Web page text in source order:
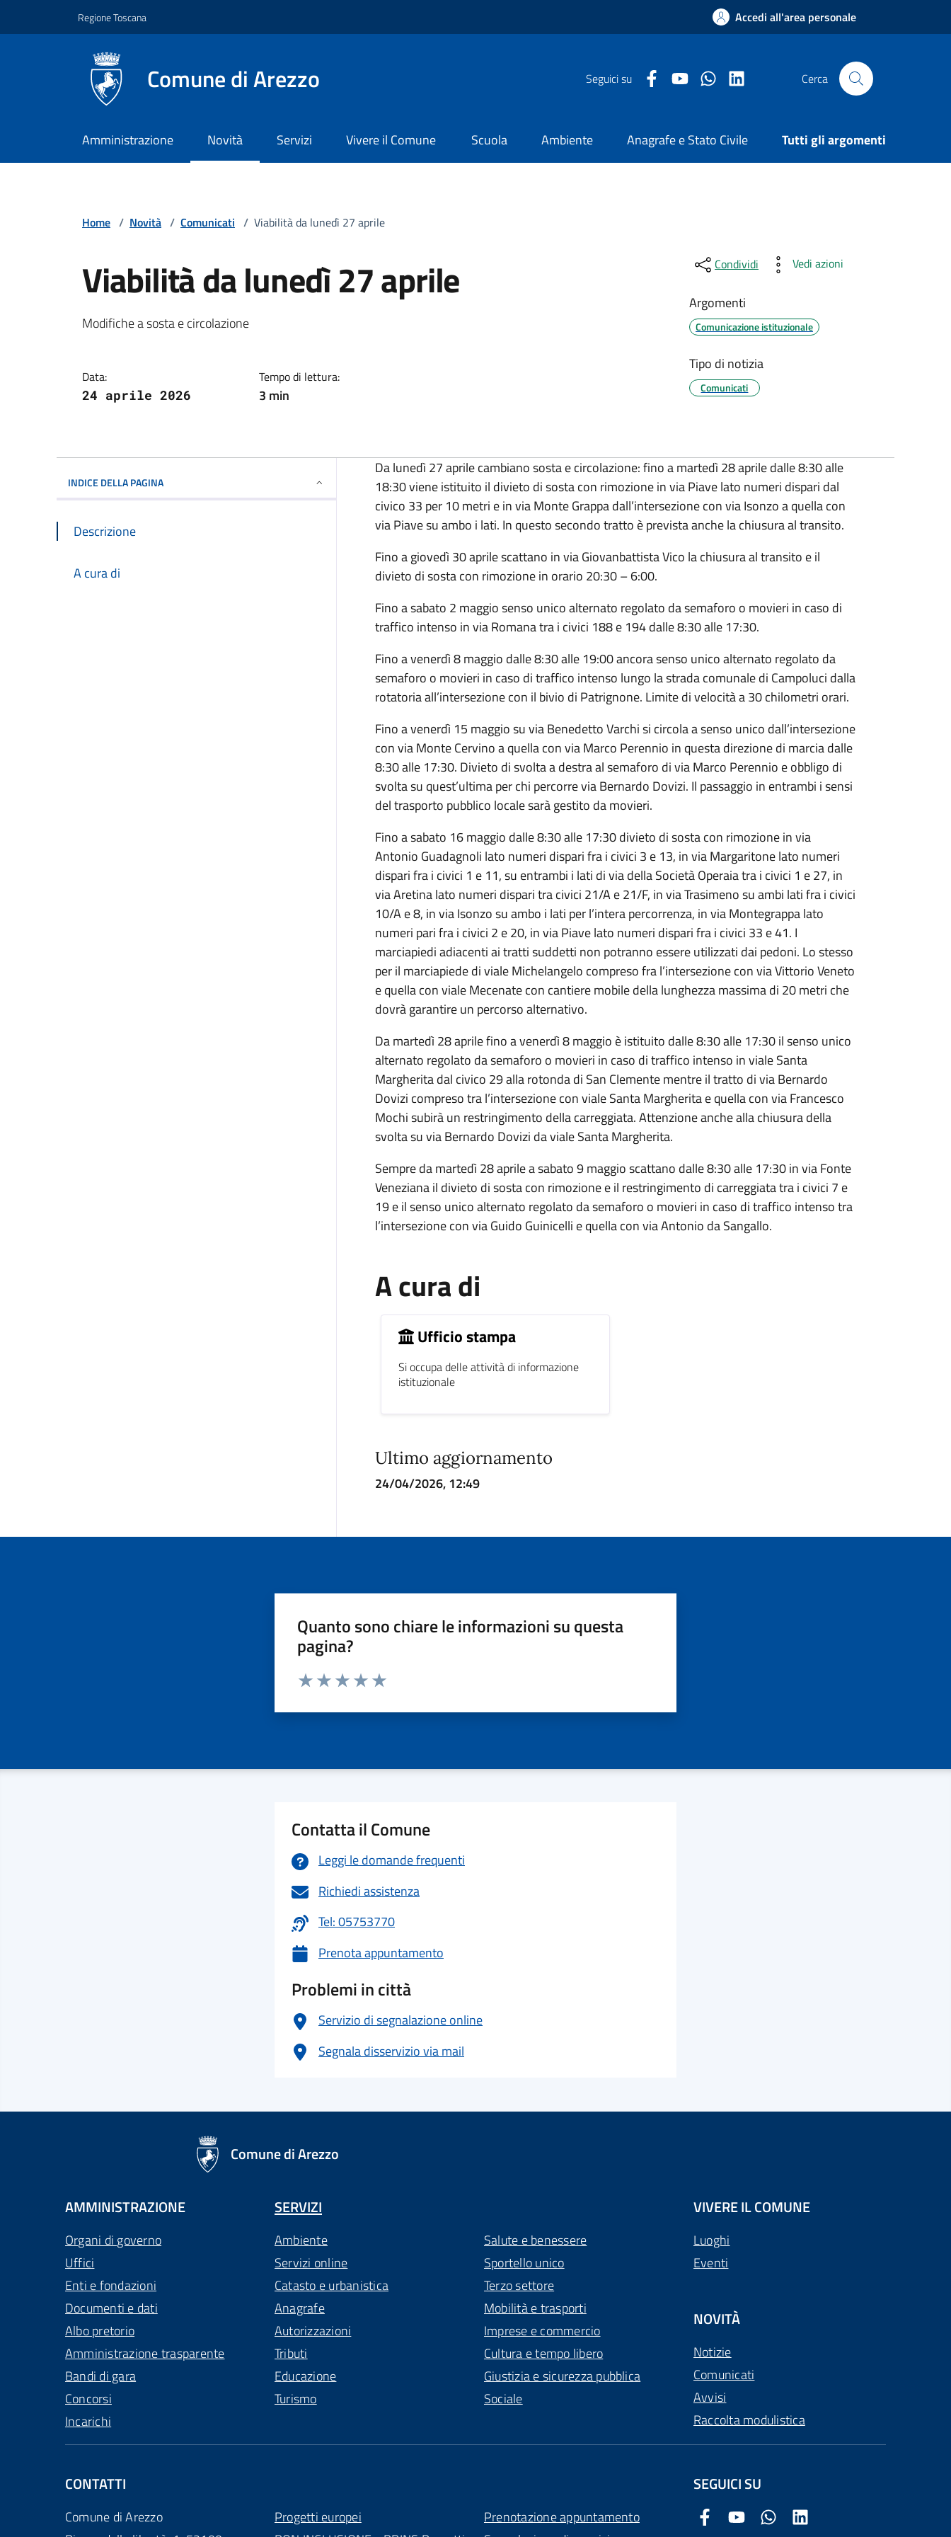
Regione Toscana Accedi all'area personale
Comune di Arezzo Seguici su Facebook Comune di Arezzo
Youtube Comune di Arezzo
Twitter Comune di Arezzo
LinkedIn Comune di Arezzo
Cerca
Amministrazione Novità Servizi Vivere il Comune Scuola Ambiente Anagrafe e Stato Civile Tutti gli argomenti
Home / Novità / Comunicati / Viabilità da lunedì 27 aprile
Viabilità da lunedì 27 aprile
Dettagli della notizia
Modifiche a sosta e circolazione
Data:
24 aprile 2026
Tempo di lettura:
3 min
Condividi Vedi azioni
Argomenti
Comunicazione istituzionale
Tipo di notizia
Comunicati
INDICE DELLA PAGINA
Descrizione
A cura di
Descrizione
Da lunedì 27 aprile cambiano sosta e circolazione: fino a martedì 28 aprile dalle 8:30 alle
18:30 viene istituito il divieto di sosta con rimozione in via Piave lato numeri dispari dal
civico 33 per 10 metri e in via Monte Grappa dall’intersezione con via Isonzo a quella con
via Piave su ambo i lati. In questo secondo tratto è prevista anche la chiusura al transito.
Fino a giovedì 30 aprile scattano in via Giovanbattista Vico la chiusura al transito e il
divieto di sosta con rimozione in orario 20:30 – 6:00.
Fino a sabato 2 maggio senso unico alternato regolato da semaforo o movieri in caso di
traffico intenso in via Romana tra i civici 188 e 194 dalle 8:30 alle 17:30.
Fino a venerdì 8 maggio dalle 8:30 alle 19:00 ancora senso unico alternato regolato da
semaforo o movieri in caso di traffico intenso lungo la strada comunale di Campoluci dalla
rotatoria all’intersezione con il bivio di Patrignone. Limite di velocità a 30 chilometri orari.
Fino a venerdì 15 maggio su via Benedetto Varchi si circola a senso unico dall’intersezione
con via Monte Cervino a quella con via Marco Perennio in questa direzione di marcia dalle
8:30 alle 17:30. Divieto di svolta a destra al semaforo di via Marco Perennio e obbligo di
svolta su quest’ultima per chi percorre via Bernardo Dovizi. Il passaggio in entrambi i sensi
del trasporto pubblico locale sarà gestito da movieri.
Fino a sabato 16 maggio dalle 8:30 alle 17:30 divieto di sosta con rimozione in via
Antonio Guadagnoli lato numeri dispari fra i civici 3 e 13, in via Margaritone lato numeri
dispari fra i civici 1 e 11, su entrambi i lati di via della Società Operaia tra i civici 1 e 27, in
via Aretina lato numeri dispari tra civici 21/A e 21/F, in via Trasimeno su ambi lati fra i civici
10/A e 8, in via Isonzo su ambo i lati per l’intera percorrenza, in via Montegrappa lato
numeri pari fra i civici 2 e 20, in via Piave lato numeri dispari fra i civici 33 e 41. I
marciapiedi adiacenti ai tratti suddetti non potranno essere utilizzati dai pedoni. Lo stesso
per il marciapiede di viale Michelangelo compreso fra l’intersezione con via Vittorio Veneto
e quella con viale Mecenate con cantiere mobile della lunghezza massima di 20 metri che
dovrà garantire un percorso alternativo.
Da martedì 28 aprile fino a venerdì 8 maggio è istituito dalle 8:30 alle 17:30 il senso unico
alternato regolato da semaforo o movieri in caso di traffico intenso in viale Santa
Margherita dal civico 29 alla rotonda di San Clemente mentre il tratto di via Bernardo
Dovizi compreso tra l’intersezione con viale Santa Margherita e quella con via Francesco
Mochi subirà un restringimento della carreggiata. Attenzione anche alla chiusura della
svolta su via Bernardo Dovizi da viale Santa Margherita.
Sempre da martedì 28 aprile a sabato 9 maggio scattano dalle 8:30 alle 17:30 in via Fonte
Veneziana il divieto di sosta con rimozione e il restringimento di carreggiata tra i civici 7 e
19 e il senso unico alternato regolato da semaforo o movieri in caso di traffico intenso tra
l’intersezione con via Guido Guinicelli e quella con via Antonio da Sangallo.
A cura di
Ufficio stampa
Si occupa delle attività di informazione
istituzionale
Ultimo aggiornamento
24/04/2026, 12:49
Quanto sono chiare le informazioni su questa
pagina?
Valuta da 1 a 5 stelle la pagina
Contatta il Comune
Leggi le domande frequenti
Richiedi assistenza
Tel: 05753770
Prenota appuntamento
Problemi in città
Servizio di segnalazione online
Segnala disservizio via mail
Comune di Arezzo
AMMINISTRAZIONE
Organi di governo
Uffici
Enti e fondazioni
Documenti e dati
Albo pretorio
Amministrazione trasparente
Bandi di gara
Concorsi
Incarichi
SERVIZI
Ambiente
Servizi online
Catasto e urbanistica
Anagrafe
Autorizzazioni
Tributi
Educazione
Turismo
Salute e benessere
Sportello unico
Terzo settore
Mobilità e trasporti
Imprese e commercio
Cultura e tempo libero
Giustizia e sicurezza pubblica
Sociale
VIVERE IL COMUNE
Luoghi
Eventi
NOVITÀ
Notizie
Comunicati
Avvisi
Raccolta modulistica
CONTATTI
Comune di Arezzo
Progetti europei
Prenotazione appuntamento
SEGUICI SU
Facebook Comune di Arezzo
Youtube Comune di Arezzo
Twitter Comune di Arezzo